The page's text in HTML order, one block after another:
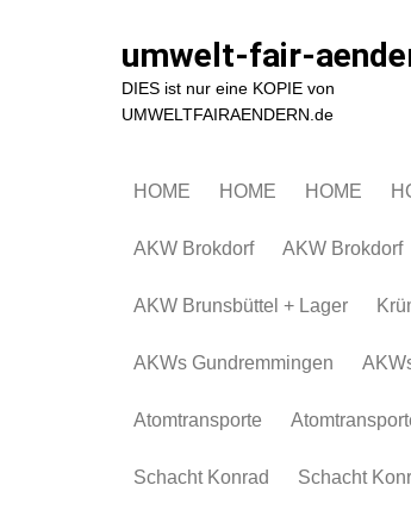
umwelt-fair-
DIES ist nur eine KOPIE von
UMWELTFAIRAENDERN.de
HOME HOME HOME
AKW Brokdorf AKW Brokdorf
AKW Brunsbüttel + Lager
AKWs Gundremmingen
Atomtransporte
Schacht Konrad Schacht